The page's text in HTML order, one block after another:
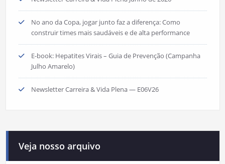
No ano da Copa, jogar junto faz a diferença: Como
construir times mais saudáveis e de alta performance
E-book: Hepatites Virais – Guia de Prevenção (Campanha
Julho Amarelo)
Newsletter Carreira & Vida Plena — E06V26
Veja nosso arquivo